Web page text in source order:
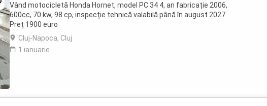
Vând motocicletă Honda Hornet, model PC 34 4, an fabricație 2006,
600cc, 70 kw, 98 cp, inspecție tehnică valabilă până în august 2027 .
Preț 1900 euro
Cluj-Napoca, Cluj
1 ianuarie